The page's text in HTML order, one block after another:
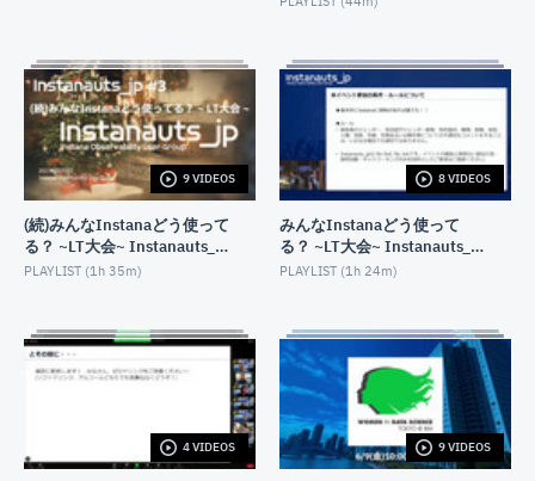
JULY 27, 2023
1時間でわかる&魅せる! Db2 LUW 11.5.8の最新情報
JUNE 28, 2023
Db2 pureScale on AWS登場！(Database Dojo)
DECEMBER 20, 2022
OCTOBER 3, 2022
IBM Database Dojo ~無償のDb2 on CloudをJupyter
Notebookから使ってみよう~
JUNE 14, 2022
Db2サポートが語る！Db2の好きなとこ＆開発の裏側
教えます
9 VIDEOS
(続)みんなInstanaどう使って
る？ ~LT大会~ Instanauts_jp
#3
PLAYLIST (1h 35m)
8 VIDEOS
みんなInstanaどう使って
る？ ~LT大会~ Instanauts_jp
#2
PLAYLIST (1h 24m)
4 VIDEOS 9 VIDEOS